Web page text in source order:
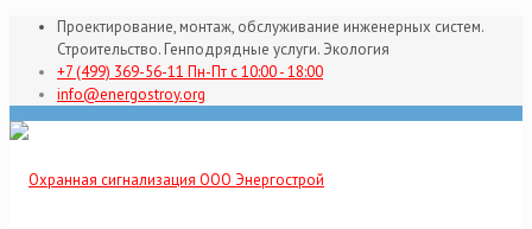
Проектирование, монтаж, обслуживание инженерных систем.
Строительство. Генподрядные услуги. Экология
+7 (499) 369-56-11 Пн-Пт с 10:00 - 18:00
info@energostroy.org